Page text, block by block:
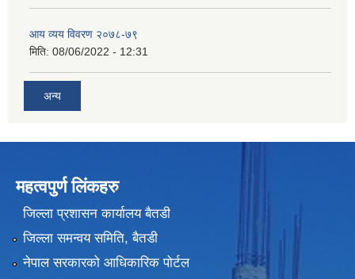
आय व्यय विवरण २०७८-७९
मिति: 08/06/2022 - 12:31
अन्य
महत्वपुर्ण लिंकहरु
जिल्ला प्रशासन कार्यालय बैतडी
जिल्ला समन्वय समिति, बैतडी
नेपाल सरकारको आधिकारिक पोर्टल